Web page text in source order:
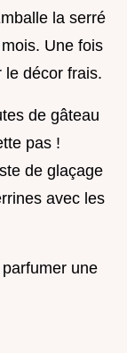
la serré
Une fois
le décor frais.
de gâteau
pas !
de glaçage
avec les
une